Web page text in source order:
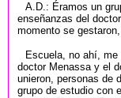
A.D.: Éramos un
enseñanzas del
momento se
Escuela, no ahí,
doctor Menassa y el
unieron, personas de
grupo de estudio con